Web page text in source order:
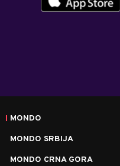
MONDO
MONDO SRBIJA
MONDO CRNA GORA